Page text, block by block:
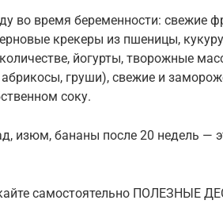
во время беременности: свежие
крекеры из пшеницы,
йогурты, творожные
груши), свежие и
соку.
изюм, бананы после 20 недель —
самостоятельно ПОЛЕЗНЫЕ